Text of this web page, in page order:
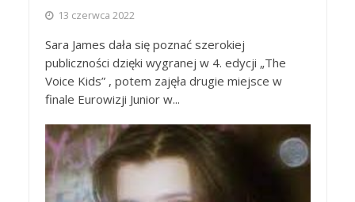
13 czerwca 2022
Sara James dała się poznać szerokiej
publiczności dzięki wygranej w 4. edycji „The
Voice Kids” , potem zajęła drugie miejsce w
finale Eurowizji Junior w...